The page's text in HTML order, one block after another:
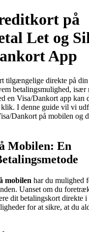
på
Let og
App
tilgængelige direkte på
betalingsmulighed, især
en Visa/Dankort app kan
I denne guide vil vi
Dankort på mobilen og
Mobilen: En
mobilen har du mulighed
Uanset om du
dit betalingskort direkte
for at sikre, at du